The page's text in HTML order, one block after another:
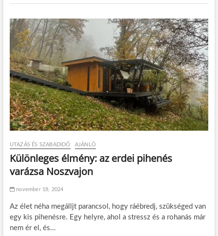
UTAZÁS ÉS SZABADIDŐ AJÁNLÓ
Különleges élmény: az erdei pihenés
varázsa Noszvajon
november 18, 2024
Az élet néha megálljt parancsol, hogy ráébredj, szükséged van
egy kis pihenésre. Egy helyre, ahol a stressz és a rohanás már
nem ér el, és…